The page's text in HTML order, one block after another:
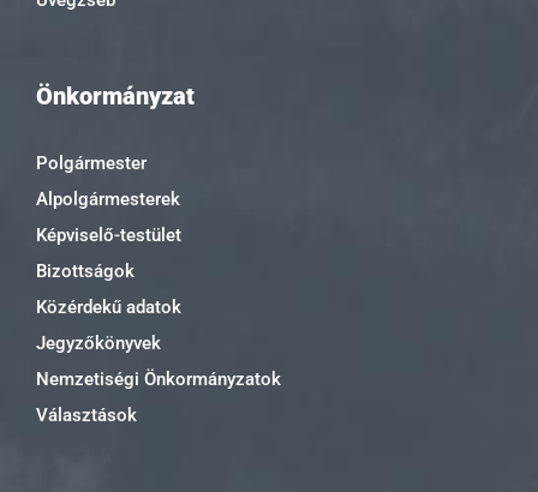
Önkormányzat
Polgármester
Alpolgármesterek
Képviselő-testület
Bizottságok
Közérdekű adatok
Jegyzőkönyvek
Nemzetiségi Önkormányzatok
Választások